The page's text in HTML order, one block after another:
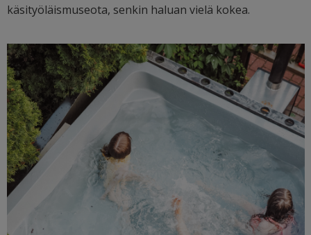
käsityöläismuseota, senkin haluan vielä kokea.